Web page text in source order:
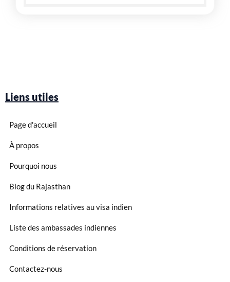
Liens utiles
Page d'accueil
À propos
Pourquoi nous
Blog du Rajasthan
Informations relatives au visa indien
Liste des ambassades indiennes
Conditions de réservation
Contactez-nous